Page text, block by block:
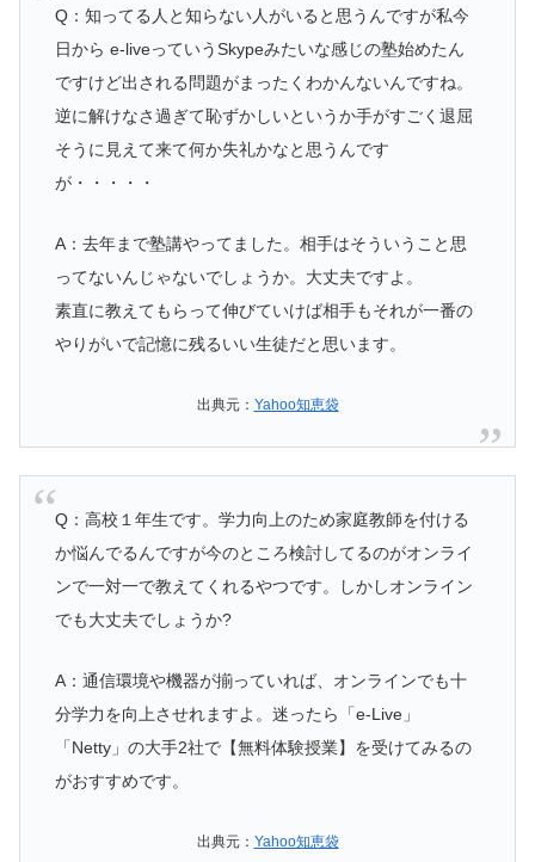
Q：知ってる人と知らない人がいると思うんですが私今
日から e-liveっていうSkypeみたいな感じの塾始めたん
ですけど出される問題がまったくわかんないんですね。
逆に解けなさ過ぎて恥ずかしいというか手がすごく退屈
そうに見えて来て何か失礼かなと思うんです
が・・・・・
A：去年まで塾講やってました。相手はそういうこと思
ってないんじゃないでしょうか。大丈夫ですよ。
素直に教えてもらって伸びていけば相手もそれが一番の
やりがいで記憶に残るいい生徒だと思います。
出典元： Yahoo知恵袋
Q：高校１年生です。学力向上のため家庭教師を付ける
か悩んでるんですが今のところ検討してるのがオンライ
ンで一対一で教えてくれるやつです。しかしオンライン
でも大丈夫でしょうか?
A：通信環境や機器が揃っていれば、オンラインでも十
分学力を向上させれますよ。迷ったら「e-Live」
「Netty」の大手2社で【無料体験授業】を受けてみるの
がおすすめです。
出典元： Yahoo知恵袋